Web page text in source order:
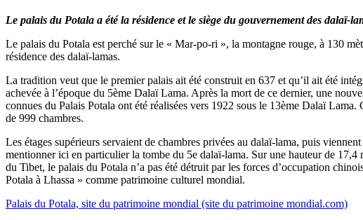
Le palais du Potala a été la résidence et le siège du gouvernement des dalaï-
Le palais du Potala est perché sur le « Mar-po-ri », la montagne rouge, à 130
résidence des dalaï-lamas.
La tradition veut que le premier palais ait été construit en 637 et qu’il ait été
achevée à l’époque du 5ème Dalaï Lama. Après la mort de ce dernier, une
connues du Palais Potala ont été réalisées vers 1922 sous le 13ème Dalaï
de 999 chambres.
Les étages supérieurs servaient de chambres privées au dalaï-lama, puis
mentionner ici en particulier la tombe du 5e dalaï-lama. Sur une hauteur de
du Tibet, le palais du Potala n’a pas été détruit par les forces d’occupation
Potala à Lhassa » comme patrimoine culturel mondial.
Palais du Potala, site du patrimoine mondial (site du patrimoine mondial.com)